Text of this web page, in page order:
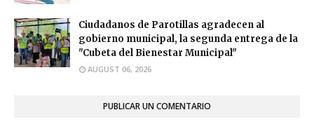
Ciudadanos de Parotillas agradecen al
gobierno municipal, la segunda entrega de la
"Cubeta del Bienestar Municipal"
AUGUST 06, 2026
PUBLICAR UN COMENTARIO